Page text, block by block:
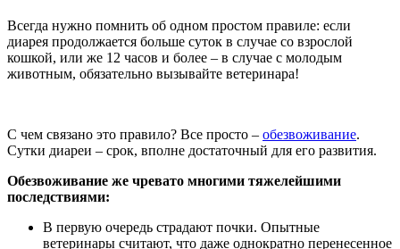
Всегда нужно помнить об одном простом правиле: если
диарея продолжается больше суток в случае со взрослой
кошкой, или же 12 часов и более – в случае с молодым
животным, обязательно вызывайте ветеринара!
С чем связано это правило? Все просто – обезвоживание.
Сутки диареи – срок, вполне достаточный для его развития.
Обезвоживание же чревато многими тяжелейшими
последствиями:
В первую очередь страдают почки. Опытные
ветеринары считают, что даже однократно перенесенное